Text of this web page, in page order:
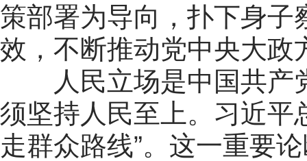
策部署为导向，扑下身子
效，不断推动党中央大政
人民立场是中国共产
须坚持人民至上。习近平
走群众路线”。这一重要